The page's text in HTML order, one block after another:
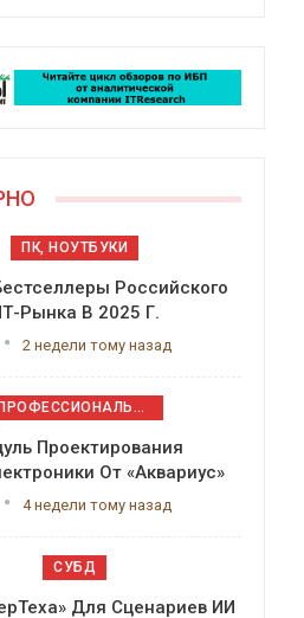
ПК, НОУТБУКИ
Российского
Рынка В 2025 Г.
2 недели тому назад
ПРОФЕССИОНАЛЬНОЕ ПРИКЛАДНОЕ ПО
Проектирования
От «Аквариус»
4 недели тому назад
СУБД
Для Сценариев ИИ